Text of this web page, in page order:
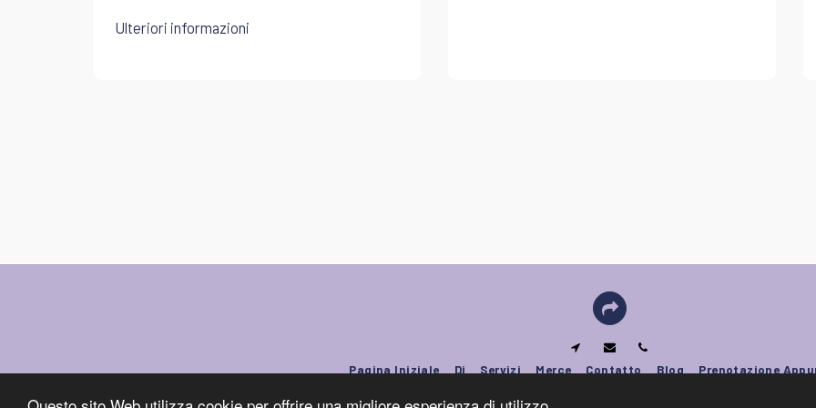
Ulteriori informazioni
Pagina Iniziale Di Servizi Merce Contatto Blog Prenotazione